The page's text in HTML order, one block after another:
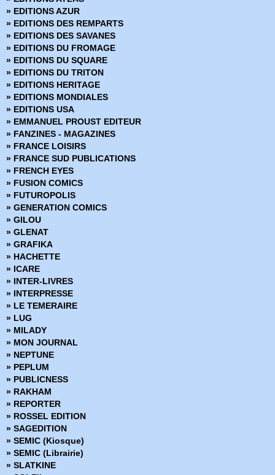
» Château l'attente
» Chimichanga
» Choker
» Chroniques de Corum
» Chroniques de Groom Lake
» Cinder & Ashe
» ClaSSwar
» Clear
» Clone
» Clones
» Clyde fans
» Codeflesh
» Collection Outsider
» Corps de pierre
» Cosmic detective
» Créatures sacrées
» Criminal
» Damn Them All
» Damned
» Dans la nuit noire
» Dark Ride
» Darkness
» Dead Body Road
» Dead inside
» Death Sentence
» Démons
» Density
» Derniers tests avant l'apocalypse
» Des loups dans les murs
» Desperados
» Docteur Wertham
» Down
» Dracula
» Dropsie Avenue
» Duck and Cover
» Dune
» Dust to Dust
» Echo
» Echos graphiques
» EDITIONS AZUR
» EDITIONS DES REMPARTS
» EDITIONS DES SAVANES
» EDITIONS DU FROMAGE
» EDITIONS DU SQUARE
» EDITIONS DU TRITON
» EDITIONS HERITAGE
» EDITIONS MONDIALES
» EDITIONS USA
» EMMANUEL PROUST EDITEUR
» FANZINES - MAGAZINES
» FRANCE LOISIRS
» FRANCE SUD PUBLICATIONS
» FRENCH EYES
» FUSION COMICS
» FUTUROPOLIS
» GENERATION COMICS
» GILOU
» GLENAT
» GRAFIKA
» HACHETTE
» ICARE
» INTER-LIVRES
» INTERPRESSE
» LE TEMERAIRE
» LUG
» MILADY
» MON JOURNAL
» NEPTUNE
» PEPLUM
» PUBLICNESS
» RAKHAM
» REPORTER
» ROSSEL EDITION
» SAGEDITION
» SEMIC (Kiosque)
» SEMIC (Librairie)
» SLATKINE